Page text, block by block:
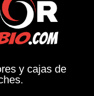
y cajas de